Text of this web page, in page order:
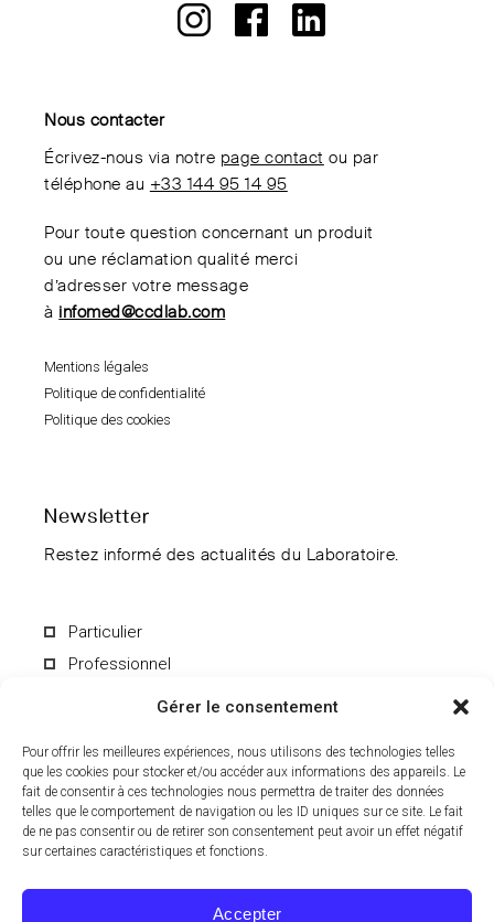
Gérer le consentement
Pour offrir les meilleures expériences, nous utilisons des technologies telles
que les cookies pour stocker et/ou accéder aux informations des appareils. Le
fait de consentir à ces technologies nous permettra de traiter des données
telles que le comportement de navigation ou les ID uniques sur ce site. Le fait
de ne pas consentir ou de retirer son consentement peut avoir un effet négatif
sur certaines caractéristiques et fonctions.
Accepter
Nous contacter
Écrivez-nous via notre page contact ou par
téléphone au +33 144 95 14 95
Pour toute question concernant un produit
ou une réclamation qualité merci
d’adresser votre message
à infomed@ccdlab.com
Mentions légales
Politique de confidentialité
Politique des cookies
Newsletter
Restez informé des actualités du Laboratoire.
Particulier
Professionnel
En soumettant le formulaire, vous acceptez de recevoir par e-mail les
informations du Laboratoire CCD. Vous pouvez vous désinscrire à
tout moment. Pour en savoir plus sur le traitement de vos données
personnelles, consultez notre
politique de confidentialité